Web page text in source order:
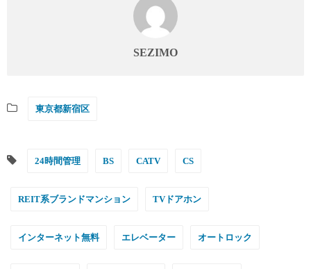
SEZIMO
東京都新宿区
24時間管理 BS CATV CS
REIT系ブランドマンション TVドアホン
インターネット無料 エレベーター オートロック